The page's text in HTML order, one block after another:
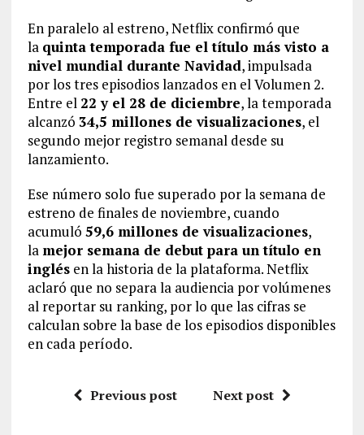
En paralelo al estreno, Netflix confirmó que
la quinta temporada fue el título más visto a
nivel mundial durante Navidad, impulsada
por los tres episodios lanzados en el Volumen 2.
Entre el 22 y el 28 de diciembre, la temporada
alcanzó 34,5 millones de visualizaciones, el
segundo mejor registro semanal desde su
lanzamiento.
Ese número solo fue superado por la semana de
estreno de finales de noviembre, cuando
acumuló 59,6 millones de visualizaciones,
la mejor semana de debut para un título en
inglésen la historia de la plataforma. Netflix
aclaró que no separa la audiencia por volúmenes
al reportar su ranking, por lo que las cifras se
calculan sobre la base de los episodios disponibles
en cada período.
Previous post Next post